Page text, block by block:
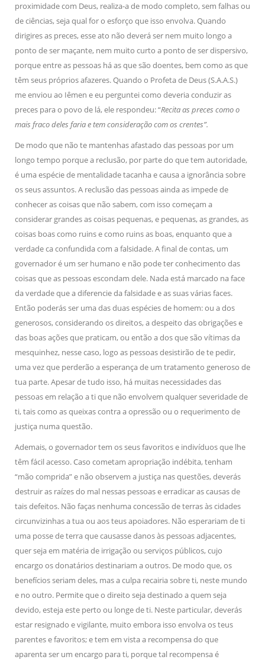
proximidade com Deus, realiza-a de modo completo, sem falhas ou
de ciências, seja qual for o esforço que isso envolva. Quando
dirigires as preces, esse ato não deverá ser nem muito longo a
ponto de ser maçante, nem muito curto a ponto de ser dispersivo,
porque entre as pessoas há as que são doentes, bem como as que
têm seus próprios afazeres. Quando o Profeta de Deus (S.A.A.S.)
me enviou ao Iêmen e eu perguntei como deveria conduzir as
preces para o povo de lá, ele respondeu: “Recita as preces como o
mais fraco deles faria e tem consideração com os crentes”.
De modo que não te mantenhas afastado das pessoas por um
longo tempo porque a reclusão, por parte do que tem autoridade,
é uma espécie de mentalidade tacanha e causa a ignorância sobre
os seus assuntos. A reclusão das pessoas ainda as impede de
conhecer as coisas que não sabem, com isso começam a
considerar grandes as coisas pequenas, e pequenas, as grandes, as
coisas boas como ruins e como ruins as boas, enquanto que a
verdade ca confundida com a falsidade. A final de contas, um
governador é um ser humano e não pode ter conhecimento das
coisas que as pessoas escondam dele. Nada está marcado na face
da verdade que a diferencie da falsidade e as suas várias faces.
Então poderás ser uma das duas espécies de homem: ou a dos
generosos, considerando os direitos, a despeito das obrigações e
das boas ações que praticam, ou então a dos que são vítimas da
mesquinhez, nesse caso, logo as pessoas desistirão de te pedir,
uma vez que perderão a esperança de um tratamento generoso de
tua parte. Apesar de tudo isso, há muitas necessidades das
pessoas em relação a ti que não envolvem qualquer severidade de
ti, tais como as queixas contra a opressão ou o requerimento de
justiça numa questão.
Ademais, o governador tem os seus favoritos e indivíduos que lhe
têm fácil acesso. Caso cometam apropriação indébita, tenham
“mão comprida” e não observem a justiça nas questões, deverás
destruir as raízes do mal nessas pessoas e erradicar as causas de
tais defeitos. Não faças nenhuma concessão de terras às cidades
circunvizinhas a tua ou aos teus apoiadores. Não esperariam de ti
uma posse de terra que causasse danos às pessoas adjacentes,
quer seja em matéria de irrigação ou serviços públicos, cujo
encargo os donatários destinariam a outros. De modo que, os
benefícios seriam deles, mas a culpa recairia sobre ti, neste mundo
e no outro. Permite que o direito seja destinado a quem seja
devido, esteja este perto ou longe de ti. Neste particular, deverás
estar resignado e vigilante, muito embora isso envolva os teus
parentes e favoritos; e tem em vista a recompensa do que
aparenta ser um encargo para ti, porque tal recompensa é